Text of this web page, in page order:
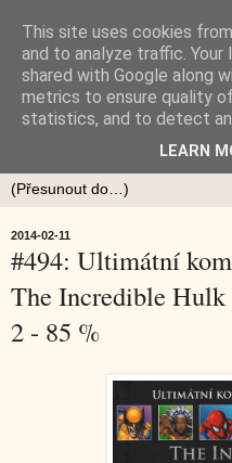
2014-02-11
#494: Ultimátní
The Incredible Hulk
2 - 85 %
This site uses cookies
and to analyze traffic. Your
shared with Google along
metrics to ensure quality
statistics, and to detect
LEARN